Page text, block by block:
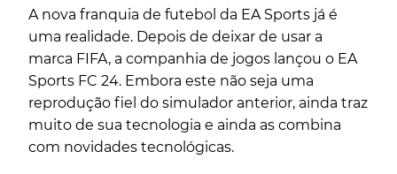
A nova franquia de futebol da EA Sports já é
uma realidade. Depois de deixar de usar a
marca FIFA, a companhia de jogos lançou o EA
Sports FC 24. Embora este não seja uma
reprodução fiel do simulador anterior, ainda traz
muito de sua tecnologia e ainda as combina
com novidades tecnológicas.